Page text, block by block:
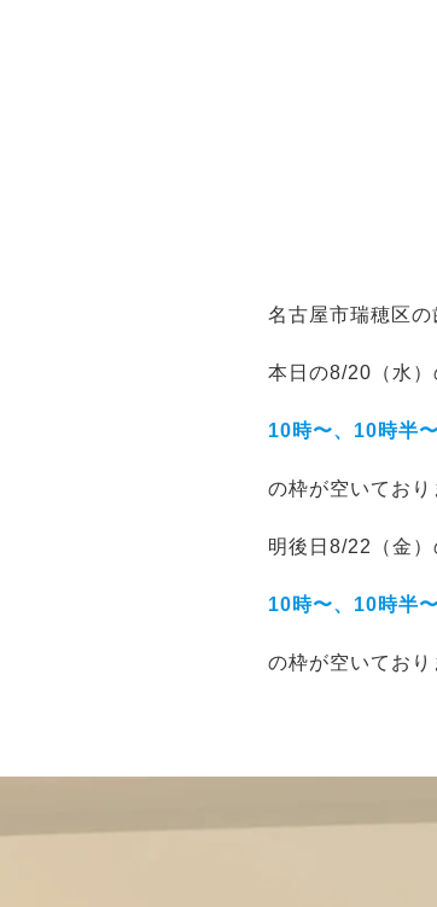
名古屋市瑞穂区の
本日の8/20（水）
10時〜、10時半
の枠が空いており
明後日8/22（金）
10時〜、10時半
の枠が空いており